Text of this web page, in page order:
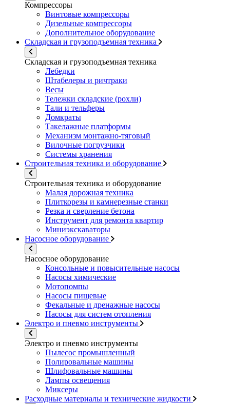
Компрессоры
Винтовые компрессоры
Дизельные компрессоры
Дополнительное оборудование
Складская и грузоподъемная техника
Складская и грузоподъемная техника
Лебедки
Штабелеры и ричтраки
Весы
Тележки складские (рохли)
Тали и тельферы
Домкраты
Такелажные платформы
Механизм монтажно-тяговый
Вилочные погрузчики
Системы хранения
Строительная техника и оборудование
Строительная техника и оборудование
Малая дорожная техника
Плиткорезы и камнерезные станки
Резка и сверление бетона
Инструмент для ремонта квартир
Миниэкскаваторы
Насосное оборудование
Насосное оборудование
Консольные и повысительные насосы
Насосы химические
Мотопомпы
Насосы пищевые
Фекальные и дренажные насосы
Насосы для систем отопления
Электро и пневмо инструменты
Электро и пневмо инструменты
Пылесос промышленный
Полировальные машины
Шлифовальные машины
Лампы освещения
Миксеры
Расходные материалы и технические жидкости